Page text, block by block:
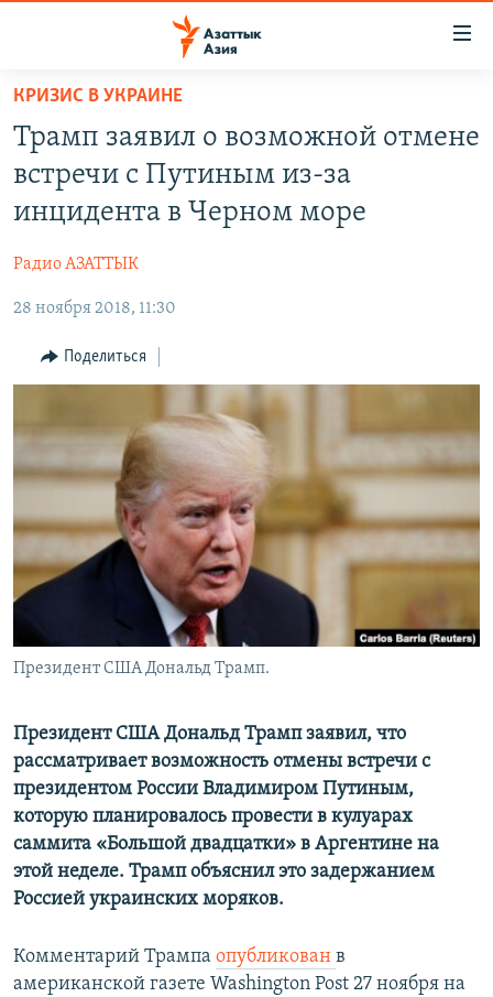
Вернуться
основному
содержанию
Вернутся
главной
Вернутся
поиску
ТАДЖИКИСТАН
НОВОСТИ
ВОЙНА В УКРАИНЕ
ҚАЗАҚША
КЫРГЫЗЧА
ЎЗБЕКЧА
TÜRKMENÇE
ПОДПИШИТЕСЬ НА НАС В СОЦСЕТЯХ
КРИЗИС В УКРАИНЕ
Трамп заявил о возможной отмене
встречи с Путиным из-за
инцидента в Черном море
Радио АЗАТТЫК
28 ноября 2018, 11:30
Поделиться
Президент США Дональд Трамп.
Президент США Дональд Трамп заявил, что
рассматривает возможность отмены встречи с
президентом России Владимиром Путиным,
которую планировалось провести в кулуарах
саммита «Большой двадцатки» в Аргентине на
этой неделе. Трамп объяснил это задержанием
Россией украинских моряков.
Комментарий Трампа опубликован в
американской газете Washington Post 27 ноября на